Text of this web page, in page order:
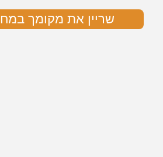
שריין את מקומך